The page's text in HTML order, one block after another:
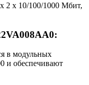
2 х 10/100/1000 Мбит,
в модульных
и обеспечивают